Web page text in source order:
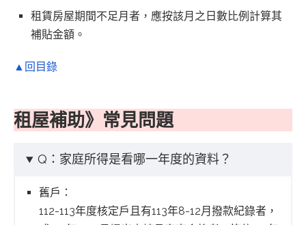
租賃房屋期間不足月者，應按該月之日數比例計算其
補貼金額。
▲回目錄
租屋補助》常見問題
Q：家庭所得是看哪一年度的資料？
舊戶：
112-113年度核定戶且有113年8-12月撥款紀錄者，